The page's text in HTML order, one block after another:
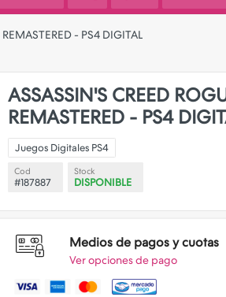
- PS4 DIGITAL
ASSASSIN'S CREED
REMASTERED - PS4
Juegos Digitales PS4
Cod
#187887
Stock
DISPONIBLE
Medios de pagos y cuotas
Ver opciones de pago